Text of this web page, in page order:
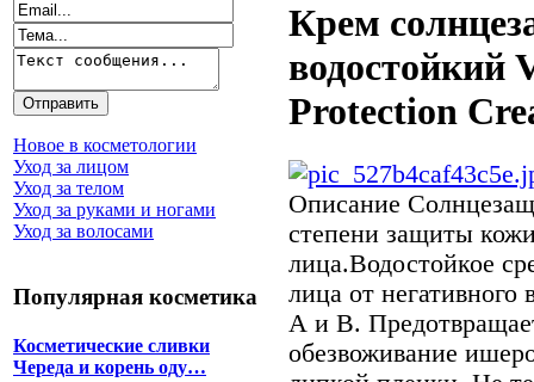
Новое в косметологии
Уход за лицом
Уход за телом
Уход за руками и ногами
Уход за волосами
Популярная косметика
Косметические сливки
Череда и корень оду…
Крем
водостойкий
Protection
Описание
степени защиты
лица.Водостойкое
лица от негативного
А и В.
обезвоживание